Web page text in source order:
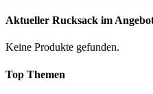
Aktueller Rucksack im
Keine Produkte gefunden.
Top Themen